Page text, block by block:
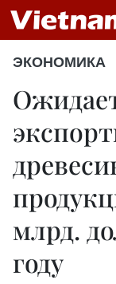
ЭКОНОМИКА
млрд.
году